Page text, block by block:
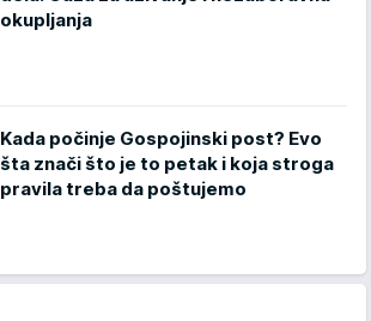
okupljanja
Kada počinje Gospojinski post? Evo
šta znači što je to petak i koja stroga
pravila treba da poštujemo